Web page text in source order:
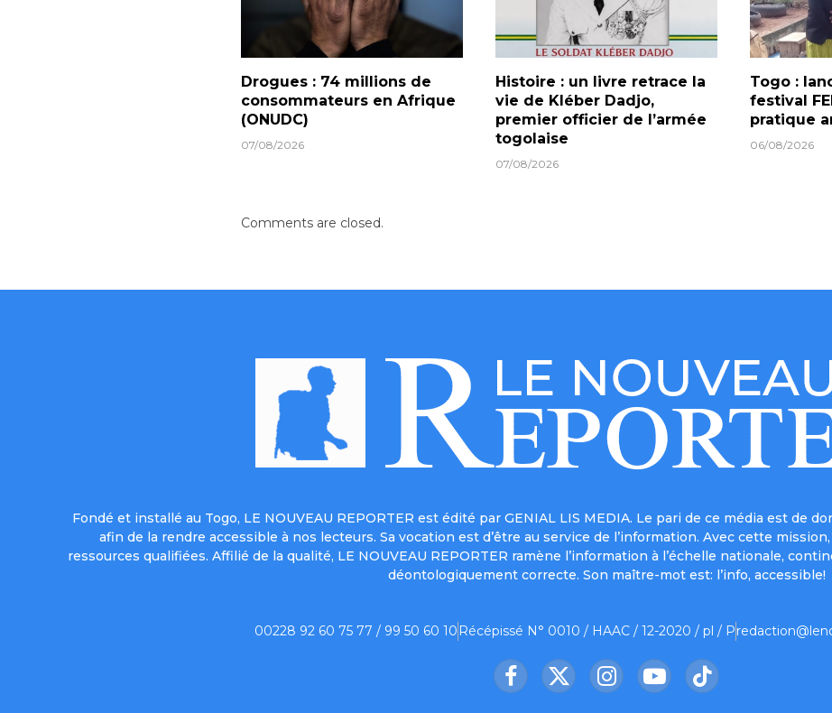
Drogues : 74 millions de
consommateurs en Afrique
(ONUDC)
07/08/2026
Histoire : un livre retrace la
vie de Kléber Dadjo,
premier officier de l’armée
togolaise
07/08/2026
Togo :
festival
pratique
06/08/2026
Comments are closed.
Fondé et installé au Togo, LE NOUVEAU REPORTER est édité par GENIAL LIS MEDIA. Le pari de ce média est de
afin de la rendre accessible à nos lecteurs. Sa vocation est d’être au service de l’information. Avec cette mission,
ressources qualifiées. Affilié de la qualité, LE NOUVEAU REPORTER ramène l’information à l’échelle nationale,
déontologiquement correcte. Son maître-mot est: l’info, accessible!
00228 92 60 75 77 / 99 50 60 10 Récépissé N° 0010 / HAAC / 12-2020 / pl / P
Facebook
X
InstagramYouTubeTikTok